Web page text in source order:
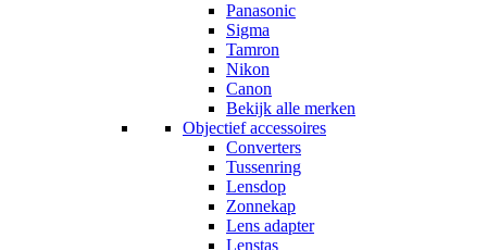
Panasonic
Sigma
Tamron
Nikon
Canon
Bekijk alle merken
Objectief accessoires
Converters
Tussenring
Lensdop
Zonnekap
Lens adapter
Lenstas